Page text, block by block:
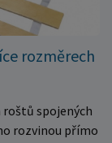
rozměrech
spojených
rozvinou přímo